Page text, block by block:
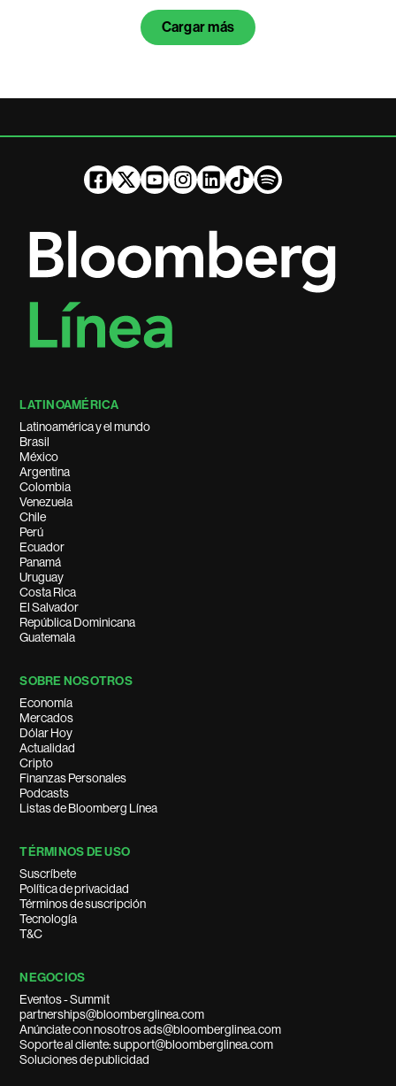
Cargar más
LATINOAMÉRICA
Latinoamérica y el mundo
Brasil
México
Argentina
Colombia
Venezuela
Chile
Perú
Ecuador
Panamá
Uruguay
Costa Rica
El Salvador
República Dominicana
Guatemala
SOBRE NOSOTROS
Economía
Mercados
Dólar Hoy
Actualidad
Cripto
Finanzas Personales
Podcasts
Listas de Bloomberg Línea
TÉRMINOS DE USO
Suscríbete
Política de privacidad
Términos de suscripción
Tecnología
T&C
NEGOCIOS
Eventos - Summit
partnerships@bloomberglinea.com
Anúnciate con nosotros ads@bloomberglinea.com
Soporte al cliente: support@bloomberglinea.com
Soluciones de publicidad